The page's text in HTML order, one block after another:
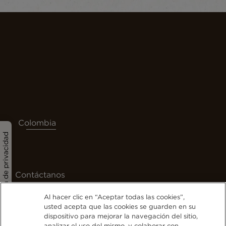
Política de privacidad
Colombia
Contáctanos
Política de tratamiento de la información
Nuestra Política de Cookies
Al hacer clic en “Aceptar todas las cookies”,
usted acepta que las cookies se guarden en su
dispositivo para mejorar la navegación del sitio,